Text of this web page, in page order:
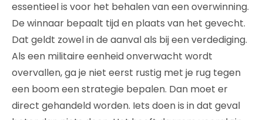
essentieel is voor het behalen van een overwinning.
De winnaar bepaalt tijd en plaats van het gevecht.
Dat geldt zowel in de aanval als bij een verdediging.
Als een militaire eenheid onverwacht wordt
overvallen, ga je niet eerst rustig met je rug tegen
een boom een strategie bepalen. Dan moet er
direct gehandeld worden. Iets doen is in dat geval